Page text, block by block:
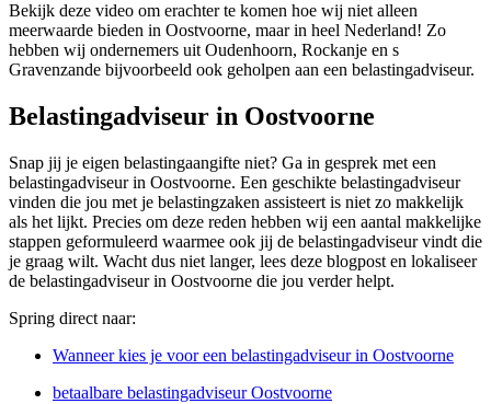
Bekijk deze video om erachter te komen hoe wij niet alleen
meerwaarde bieden in Oostvoorne, maar in heel Nederland! Zo
hebben wij ondernemers uit Oudenhoorn, Rockanje en s
Gravenzande bijvoorbeeld ook geholpen aan een belastingadviseur.
Belastingadviseur in Oostvoorne
Snap jij je eigen belastingaangifte niet? Ga in gesprek met een
belastingadviseur in Oostvoorne. Een geschikte belastingadviseur
vinden die jou met je belastingzaken assisteert is niet zo makkelijk
als het lijkt. Precies om deze reden hebben wij een aantal makkelijke
stappen geformuleerd waarmee ook jij de belastingadviseur vindt die
je graag wilt. Wacht dus niet langer, lees deze blogpost en lokaliseer
de belastingadviseur in Oostvoorne die jou verder helpt.
Spring direct naar:
Wanneer kies je voor een belastingadviseur in Oostvoorne
betaalbare belastingadviseur Oostvoorne